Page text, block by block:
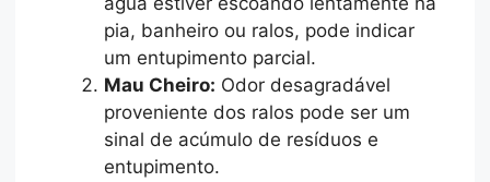
pia, banheiro ou ralos, pode indicar
um entupimento parcial.
Mau Cheiro: Odor desagradável
proveniente dos ralos pode ser um
sinal de acúmulo de resíduos e
entupimento.